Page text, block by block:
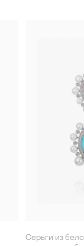
Серьги из белого золота с бриллиантами,